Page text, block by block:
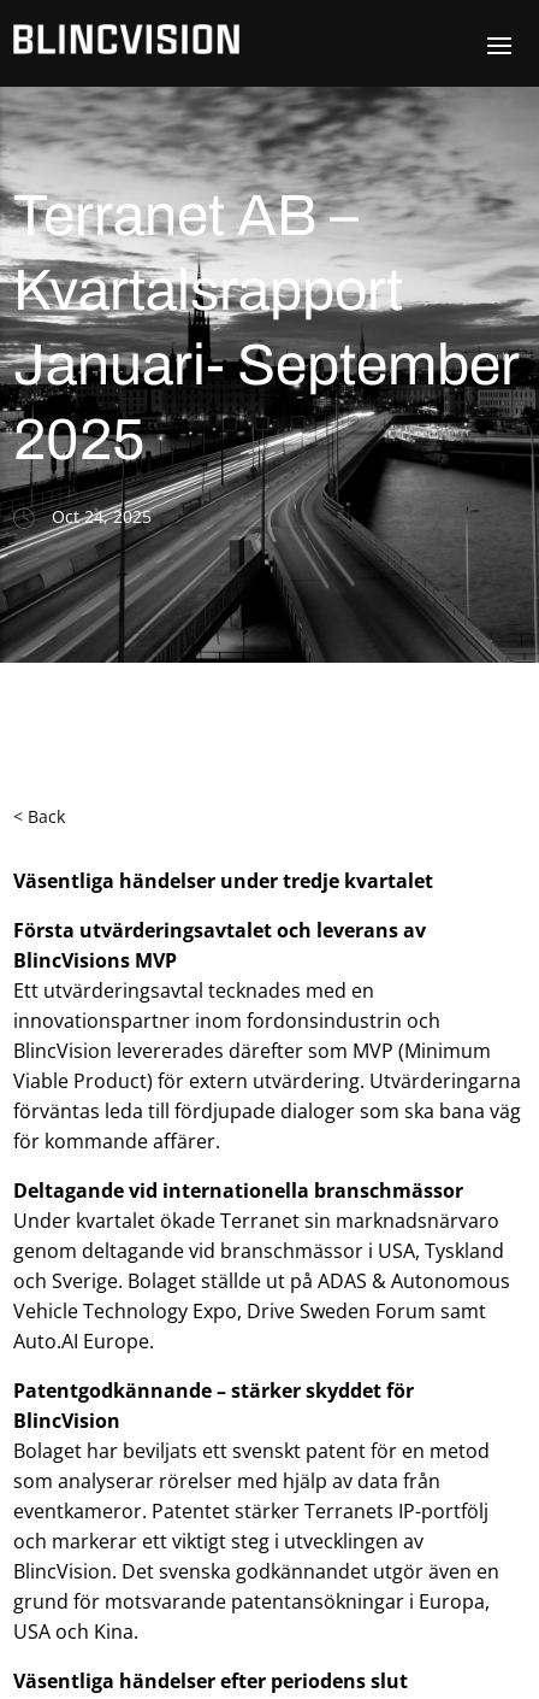
Terranet AB –
Kvartalsrapport
Januari- September
2025
Oct 24, 2025
< Back
Väsentliga händelser under tredje kvartalet
Första utvärderingsavtalet och leverans av
BlincVisions MVP
Ett utvärderingsavtal tecknades med en
innovationspartner inom fordonsindustrin och
BlincVision levererades därefter som MVP (Minimum
Viable Product) för extern utvärdering. Utvärderingarna
förväntas leda till fördjupade dialoger som ska bana väg
för kommande affärer.
Deltagande vid internationella branschmässor
Under kvartalet ökade Terranet sin marknadsnärvaro
genom deltagande vid branschmässor i USA, Tyskland
och Sverige. Bolaget ställde ut på ADAS & Autonomous
Vehicle Technology Expo, Drive Sweden Forum samt
Auto.AI Europe.
Patentgodkännande – stärker skyddet för
BlincVision
Bolaget har beviljats ett svenskt patent för en metod
som analyserar rörelser med hjälp av data från
eventkameror. Patentet stärker Terranets IP-portfölj
och markerar ett viktigt steg i utvecklingen av
BlincVision. Det svenska godkännandet utgör även en
grund för motsvarande patentansökningar i Europa,
USA och Kina.
Väsentliga händelser efter periodens slut